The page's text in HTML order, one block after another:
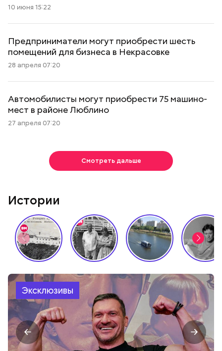
10 июня 15:22
Предприниматели могут приобрести шесть
помещений для бизнеса в Некрасовке
28 апреля 07:20
Автомобилисты могут приобрести 75 машино-
мест в районе Люблино
27 апреля 07:20
Смотреть дальше
Истории
Эксклюзивы